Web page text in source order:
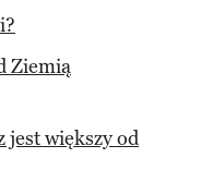
Ziemią
jest większy od